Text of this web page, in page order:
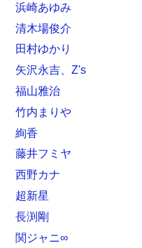
浜崎あゆみ
清木場俊介
田村ゆかり
矢沢永吉、Z's
福山雅治
竹内まりや
絢香
藤井フミヤ
西野カナ
超新星
長渕剛
関ジャニ∞